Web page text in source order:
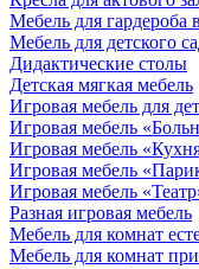
Мебель для гардероба
Мебель для детского
Дидактические столы
Детская мягкая мебель
Игровая мебель для
Игровая мебель
Игровая мебель
Игровая мебель
Игровая мебель
Разная игровая мебель
Мебель для комнат
Мебель для комнат